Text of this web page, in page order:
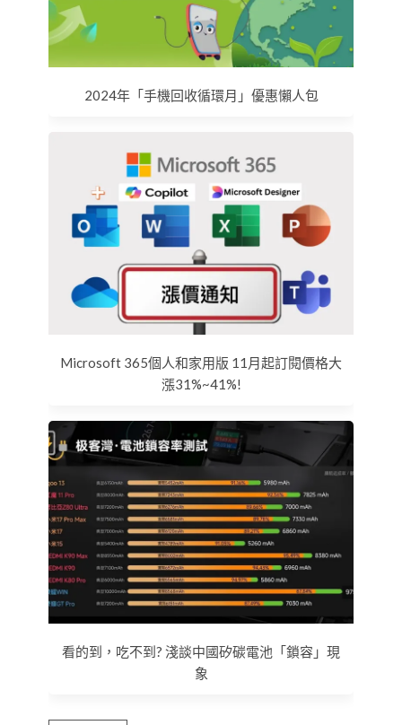
2024年「手機回收循環月」優惠懶人包
Microsoft 365個人和家用版 11月起訂閱價格大
漲31%~41%!
看的到，吃不到? 淺談中國矽碳電池「鎖容」現
象